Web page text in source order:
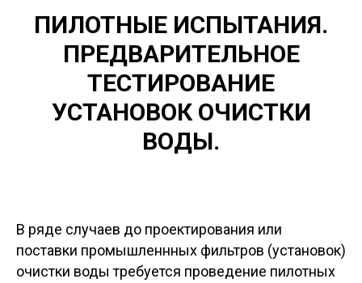
ПИЛОТНЫЕ ИСПЫТАНИЯ.
ПРЕДВАРИТЕЛЬНОЕ
ТЕСТИРОВАНИЕ
УСТАНОВОК ОЧИСТКИ
ВОДЫ.
В ряде случаев до проектирования или
поставки промышленнных фильтров (установок)
очистки воды требуется проведение пилотных